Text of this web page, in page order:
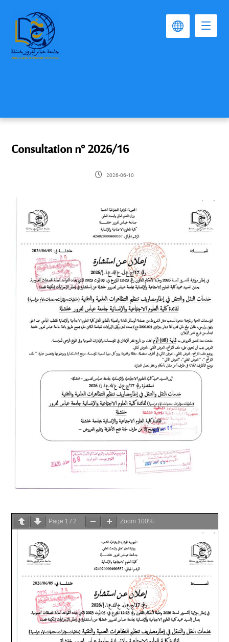
Consultation n° 2026/16
2026-06-10
Page 1 /2 Zoom 100%